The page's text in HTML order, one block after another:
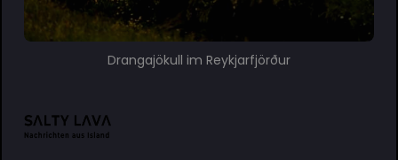
Drangajökull im Reykjarfjörður